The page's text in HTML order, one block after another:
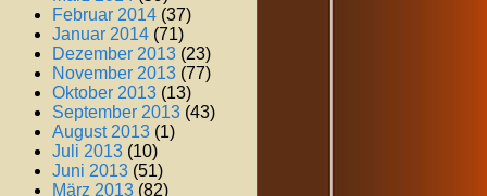
Februar 2014 (37)
Januar 2014 (71)
Dezember 2013 (23)
November 2013 (77)
Oktober 2013 (13)
September 2013 (43)
August 2013 (1)
Juli 2013 (10)
Juni 2013 (51)
März 2013 (82)